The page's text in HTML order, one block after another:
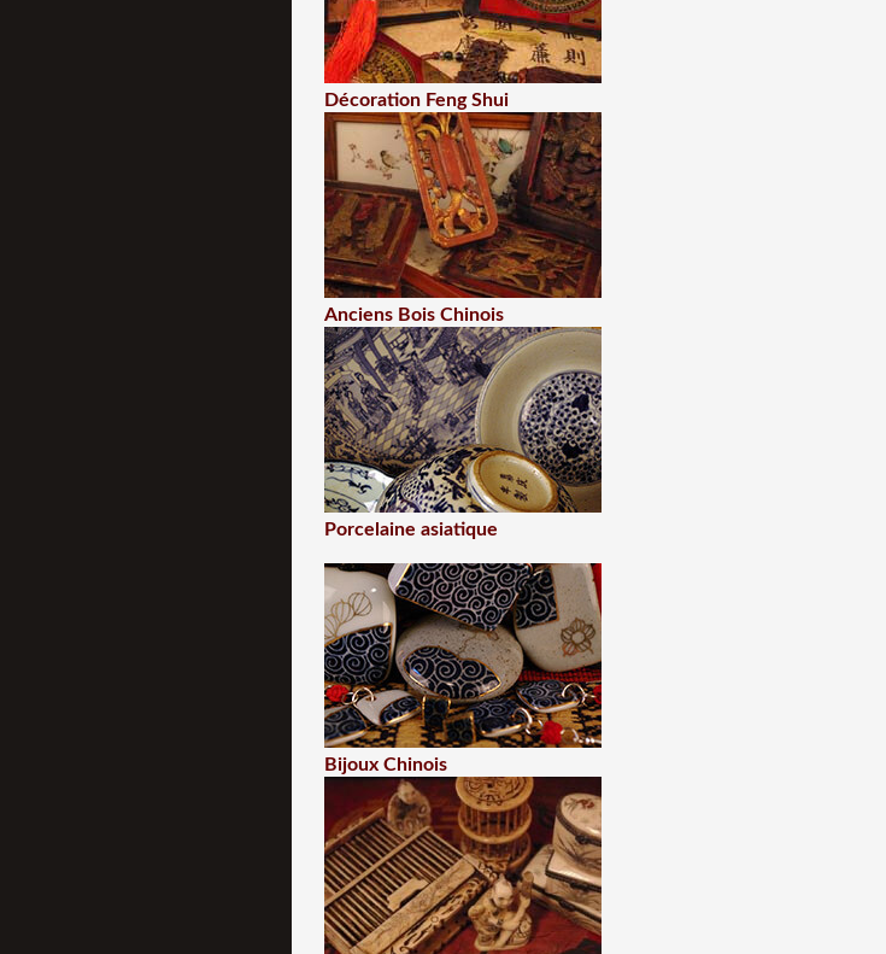
Décoration Feng Shui
Anciens Bois Chinois
Porcelaine asiatique
Bijoux Chinois